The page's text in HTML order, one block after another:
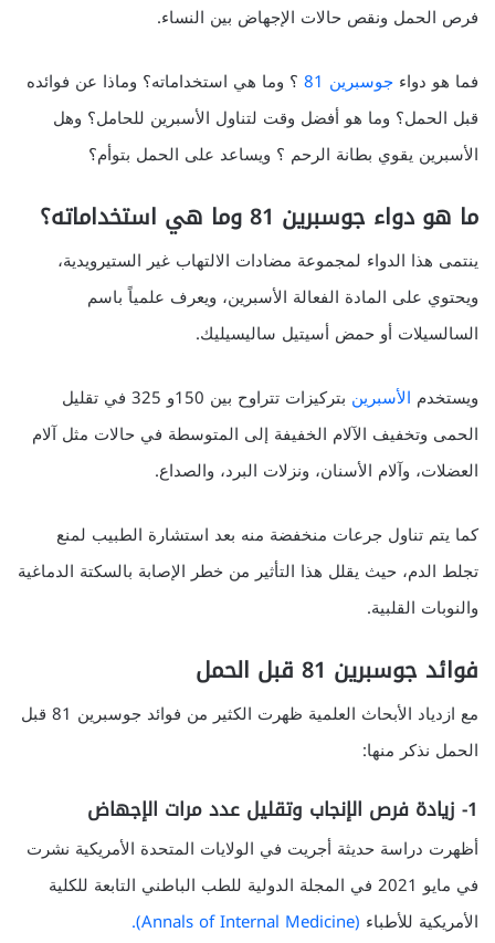
فرص الحمل ونقص حالات الإجهاض بين النساء.
فما هو دواء جوسبرين 81
؟ وما هي استخداماته؟ وماذا عن فوائده
قبل الحمل؟ وما هو أفضل وقت لتناول الأسبرين للحامل؟ وهل
الأسبرين يقوي بطانة الرحم ؟ ويساعد على الحمل بتوأم؟
ما هو دواء جوسبرين 81 وما هي استخداماته؟
ينتمى هذا الدواء لمجموعة مضادات الالتهاب غير الستيرويدية،
ويحتوي على المادة الفعالة الأسبرين، ويعرف علمياً باسم
السالسيلات أو حمض أسيتيل ساليسيليك.
ويستخدم الأسبرين
بتركيزات تتراوح بين 150و 325 في تقليل
الحمى وتخفيف الآلام الخفيفة إلى المتوسطة في حالات مثل آلام
العضلات، وآلام الأسنان، ونزلات البرد، والصداع.
كما يتم تناول جرعات منخفضة منه بعد استشارة الطبيب لمنع
تجلط الدم، حيث يقلل هذا التأثير من خطر الإصابة بالسكتة الدماغية
والنوبات القلبية.
فوائد جوسبرين 81 قبل الحمل
مع ازدياد الأبحاث العلمية ظهرت الكثير من فوائد جوسبرين 81 قبل
الحمل نذكر منها:
1- زيادة فرص الإنجاب وتقليل عدد مرات الإجهاض
أظهرت دراسة حديثة أجريت في الولايات المتحدة الأمريكية نشرت
في مايو 2021 في المجلة الدولية للطب الباطني التابعة للكلية
الأمريكية للأطباء (Annals of Internal Medicine).